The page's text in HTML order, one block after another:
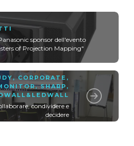
sponsor dell'evento
of Projection Mapping"
, CORPORATE ,
,SHARP ,
condividere e
decidere